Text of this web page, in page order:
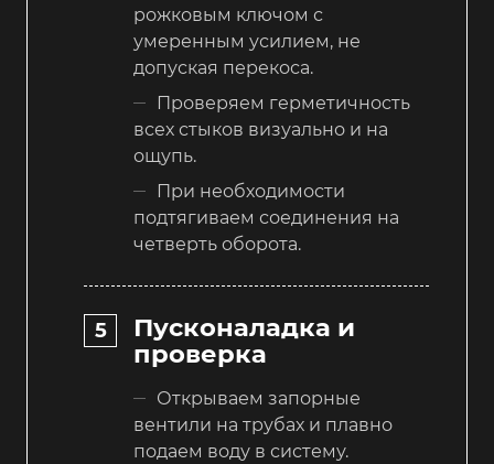
рожковым ключом с
умеренным усилием, не
допуская перекоса.
Проверяем герметичность
всех стыков визуально и на
ощупь.
При необходимости
подтягиваем соединения на
четверть оборота.
Пусконаладка и
проверка
Открываем запорные
вентили на трубах и плавно
подаем воду в систему.